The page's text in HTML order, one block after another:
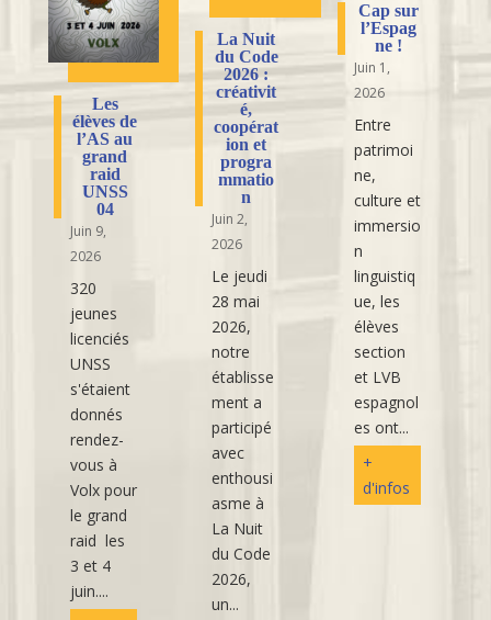
Les
élèves de
l’AS au
grand
raid
UNSS
04
Juin 9,
2026
320
jeunes
licenciés
UNSS
s'étaient
donnés
rendez-
vous à
Volx pour
le grand
raid les
3 et 4
juin....
La Nuit
du Code
2026 :
créativit
é,
coopérat
ion et
progra
mmatio
n
Juin 2,
2026
Le jeudi
28 mai
2026,
notre
établisse
ment a
participé
avec
enthousi
asme à
La Nuit
du Code
2026,
un...
Cap sur
l’Espag
ne !
Juin 1,
2026
Entre
patrimoi
ne,
culture et
immersio
n
linguistiq
ue, les
élèves
section
et LVB
espagnol
es ont...
+
d'infos